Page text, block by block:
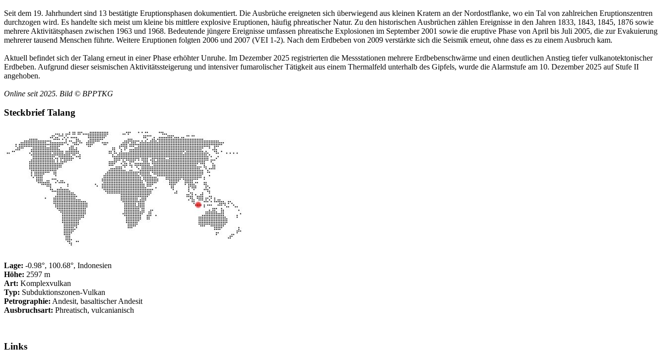
Seit dem 19. Jahrhundert sind 13 bestätigte Eruptionsphasen dokumentiert. Die Ausbrüche ereigneten sich überwiegend aus kleinen Kratern an der Nordostflanke, wo ein Tal von zahlreichen Eruptionszentren
durchzogen wird. Es handelte sich meist um kleine bis mittlere explosive Eruptionen, häufig phreatischer Natur. Zu den historischen Ausbrüchen zählen Ereignisse in den Jahren 1833, 1843, 1845, 1876 sowie
mehrere Aktivitätsphasen zwischen 1963 und 1968. Bedeutende jüngere Ereignisse umfassen phreatische Explosionen im September 2001 sowie die eruptive Phase von April bis Juli 2005, die zur Evakuierung
mehrerer tausend Menschen führte. Weitere Eruptionen folgten 2006 und 2007 (VEI 1‐2). Nach dem Erdbeben von 2009 verstärkte sich die Seismik erneut, ohne dass es zu einem Ausbruch kam.
Aktuell befindet sich der Talang erneut in einer Phase erhöhter Unruhe. Im Dezember 2025 registrierten die Messstationen mehrere Erdbebenschwärme und einen deutlichen Anstieg tiefer vulkanotektonischer
Erdbeben. Aufgrund dieser seismischen Aktivitätssteigerung und intensiver fumarolischer Tätigkeit aus einem Thermalfeld unterhalb des Gipfels, wurde die Alarmstufe am 10. Dezember 2025 auf Stufe II
angehoben.
Online seit 2025. Bild © BPPTKG
Steckbrief Talang
Lage: -0.98°, 100.68°, Indonesien
Höhe: 2597 m
Art: Komplexvulkan
Typ: Subduktionszonen-Vulkan
Petrographie: Andesit, basaltischer Andesit
Ausbruchsart: Phreatisch, vulcanianisch
Links